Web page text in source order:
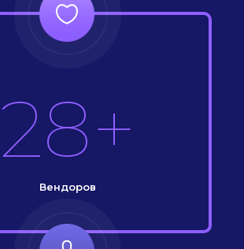
28+
Вендоров